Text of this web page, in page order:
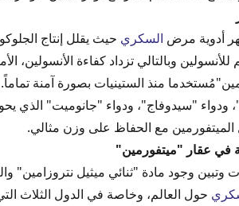
أدوية مرض السكري حيث يقلل إنتاج
للأنسولين وبالتالي تزداد كفاءة
منذ الستينيات بصورة آمنة
ودواء "سيدوفاج"، ودواء "جانوميت" الذي
الميتفورمين مع الحفاظ على وزن مثالي.
في عقار "ميتفورمين"
وتبين وجود مادة "ثنائي ميثيل نتروزامين"
حول العالم، وخاصة في الدول الثلاث